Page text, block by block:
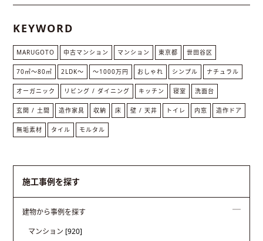
KEYWORD
MARUGOTO 中古マンション マンション 東京都 世田谷区
70㎡〜80㎡ 2LDK〜 〜1000万円 おしゃれ シンプル ナチュラル
オーガニック リビング / ダイニング キッチン 寝室 洗面台
玄関 / 土間 造作家具 収納 床 壁 / 天井 トイレ 内窓 造作ドア
無垢素材 タイル モルタル
施工事例を探す
建物から事例を探す
マンション [920]